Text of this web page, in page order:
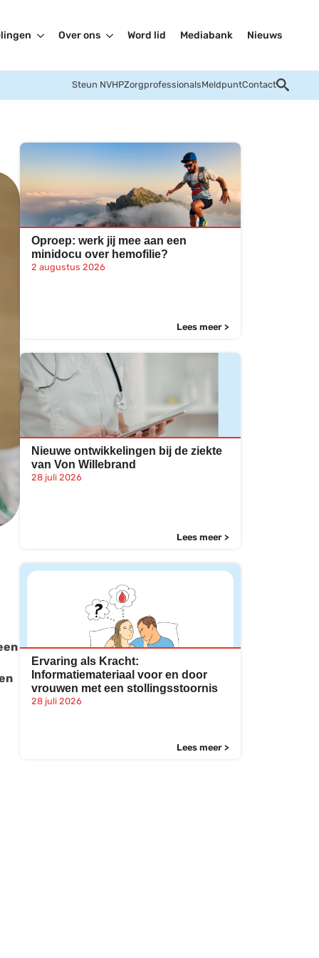
Over ons Word lid Mediabank Nieuws
Steun NVHPZorgprofessionalsMeldpuntContact
Oproep: werk jij mee aan een
minidocu over hemofilie?
2 augustus 2026
Lees meer >
Nieuwe ontwikkelingen bij de ziekte
van Von Willebrand
28 juli 2026
Lees meer >
Ervaring als Kracht:
Informatiemateriaal voor en door
vrouwen met een stollingsstoornis
28 juli 2026
Lees meer >